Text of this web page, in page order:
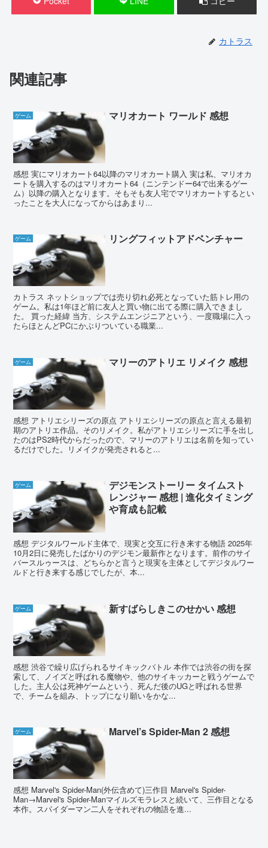
カトラス
関連記事
ゲーム マリオカート ワールド 感想
感想 実にマリオカート64以降のマリオカート購入 実は私、マリオカ
ートを購入するのはマリオカート64（ニンテンドー64で出来るゲー
ム）以降の購入となります。そもそも友人宅でマリオカートするとい
ったことを大人になってからはあまり...
ゲーム リングフィットアドベンチャー
カトラス ネットショップでは売り切れ必死となっていた筋トレ用の
ゲーム。私は1年ほど前に友人と買い物に出てる際に購入できまし
た。 買った経緯 当方、システムエンジニアという、一度職場に入っ
たらほとんどPCにかぶりついている職業...
ゲーム マリーのアトリエ リメイク 感想
感想 アトリエシリーズの原点 アトリエシリーズの原点と言える最初
期のアトリエ作品。そのリメイク。私がアトリエシリーズに手を出し
たのはPS2時代からだったので、マリーのアトリエは名前を知ってい
るだけでした。リメイクが発売されると...
ゲーム
デジモンストーリー タイムスト
レンジャー 感想 | 進化タイミング
や育成も記載
感想 デジタルワールド主体で、現実と交互に行き来する物語 2025年
10月2日に発売したばかりのデジモン最新作となります。前作のサイ
バースルゥースは、どちらかと言うと現実を主体としてデジタルワー
ルドと行き来する感じでしたが、本...
ゲーム 新すばらしきこのせかい 感想
感想 渋谷で繰り広げられるサイキックバトル 本作では渋谷の街を探
索して、ノイズと呼ばれる魔物や、他のサイキッカーと戦うゲームで
した。主人公は死神ゲームという、死んだ後のUGと呼ばれる世界
で、チームを組み、トップになり願いをかな...
ゲーム Marvel’s Spider-Man 2 感想
感想 Marvel's Spider-Man(外伝含めて)三作目 Marvel's Spider-
Man→Marvel's Spider-Manマイルズモラレスと続いて、三作目となる
本作。スパイダーマン二人をそれぞれの物語を進...